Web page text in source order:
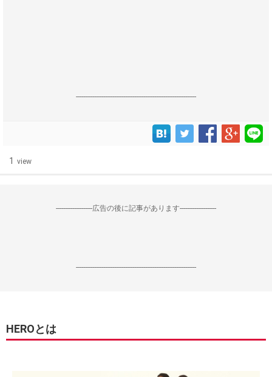
------------------------------------------------------------------
1 view
--------------------広告の後に記事があります--------------------
------------------------------------------------------------------
HEROとは